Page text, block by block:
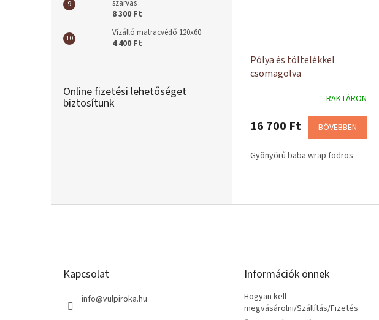
szarvas
8 300 Ft
Vízálló matracvédő 120x60
4 400 Ft
Online fizetési lehetőséget
biztosítunk
Pólya és töltelékkel
csomagolva
RAKTÁRON
16 700 Ft BŐVEBBEN
Gyönyörű baba wrap fodros
Kapcsolat
info@vulpiroka.hu
Információk önnek
Hogyan kell
megvásárolni/Szállítás/Fizetés